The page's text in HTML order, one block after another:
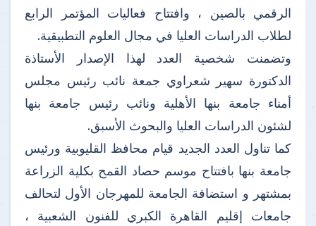
الرقمي بالصين ، وافتتاح فعاليات المؤتمر الرابع
لطلاب الدراسات العليا في مجال العلوم التطبيقية.
وتضمنت شخصية العدد لهذا الإصدار الأستاذة
الدكتورة سهير شعراوي جمعة نائب رئيس مجلس
أمناء جامعة بنها الأهلية ونائب رئيس جامعة بنها
لشئون الدراسات العليا والبحوث الأسبق.
كما تناول العدد الجديد قيام محافظ القليوبية ورئيس
جامعة بنها بافتتاح موسم حصاد القمح بكلية الزراعة
بمشتهر و استضافة الجامعة للمهرجان الأول لتحالف
جامعات إقليم القاهرة الكبري للفنون الشعبية ،